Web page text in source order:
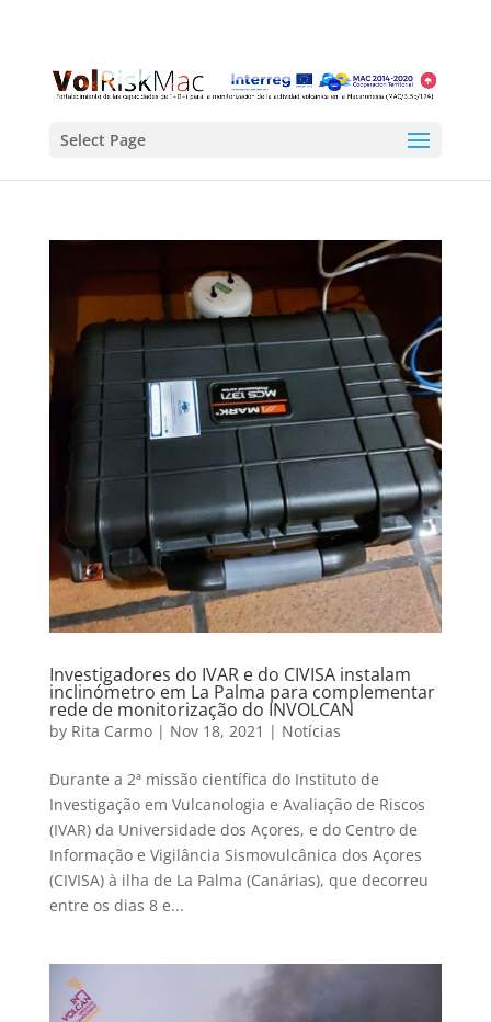
Select Page
Investigadores do IVAR e do CIVISA instalam
inclinómetro em La Palma para complementar
rede de monitorização do INVOLCAN
by Rita Carmo| Nov 18, 2021 | Notícias
Durante a 2ª missão científica do Instituto de
Investigação em Vulcanologia e Avaliação de Riscos
(IVAR) da Universidade dos Açores, e do Centro de
Informação e Vigilância Sismovulcânica dos Açores
(CIVISA) à ilha de La Palma (Canárias), que decorreu
entre os dias 8 e...